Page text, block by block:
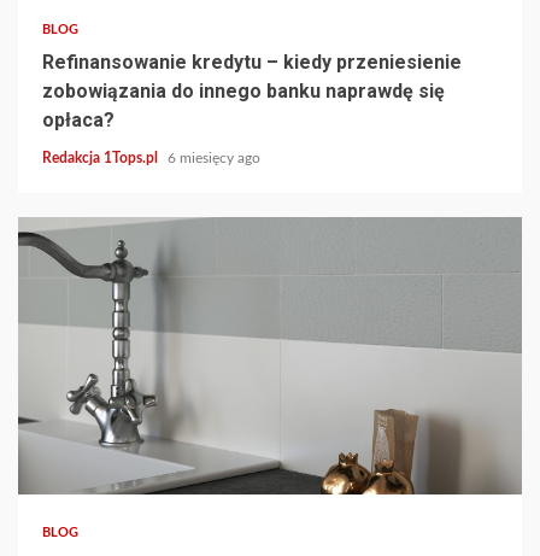
BLOG
Refinansowanie kredytu – kiedy przeniesienie
zobowiązania do innego banku naprawdę się
opłaca?
Redakcja 1Tops.pl 6 miesięcy ago
BLOG